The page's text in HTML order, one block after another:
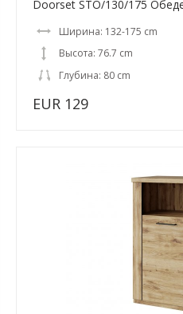
Doorset STO/130/175
Ширина: 132-175 cm
Высота: 76.7 cm
Глубина: 80 cm
EUR 129